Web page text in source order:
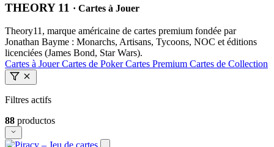
THEORY 11 · Cartes à Jouer
Theory11, marque américaine de cartes premium fondée par
Jonathan Bayme : Monarchs, Artisans, Tycoons, NOC et éditions
licenciées (James Bond, Star Wars).
Cartes à Jouer Cartes de Poker Cartes Premium Cartes de Collection
Filtres actifs
88 productos